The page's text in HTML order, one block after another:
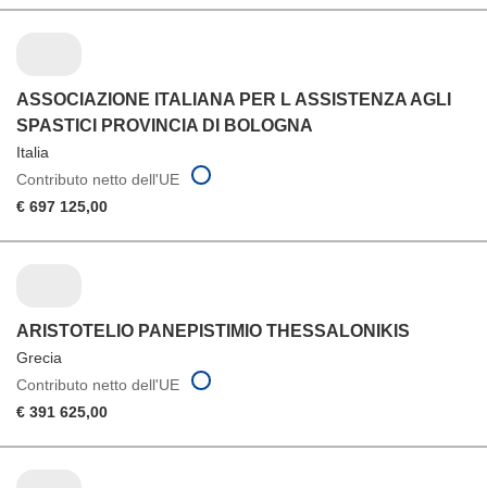
ASSOCIAZIONE ITALIANA PER L ASSISTENZA AGLI
SPASTICI PROVINCIA DI BOLOGNA
Italia
Contributo netto dell'UE
€ 697 125,00
ARISTOTELIO PANEPISTIMIO THESSALONIKIS
Grecia
Contributo netto dell'UE
€ 391 625,00